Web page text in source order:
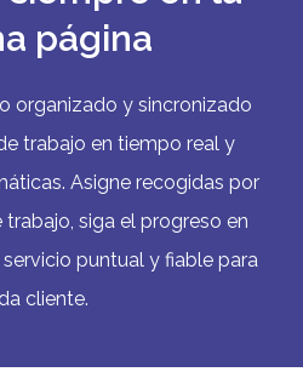
página
organizado y sincronizado
trabajo en tiempo real y
Asigne recogidas por
siga el progreso en
puntual y fiable para
cliente.